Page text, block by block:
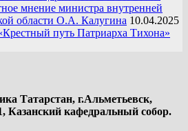
мнение министра внутренней
области О.А. Калугина 10.04.2025
путь Патриарха Тихона»
Татарстан, г.Альметьевск,
Казанский кафедральный собор.